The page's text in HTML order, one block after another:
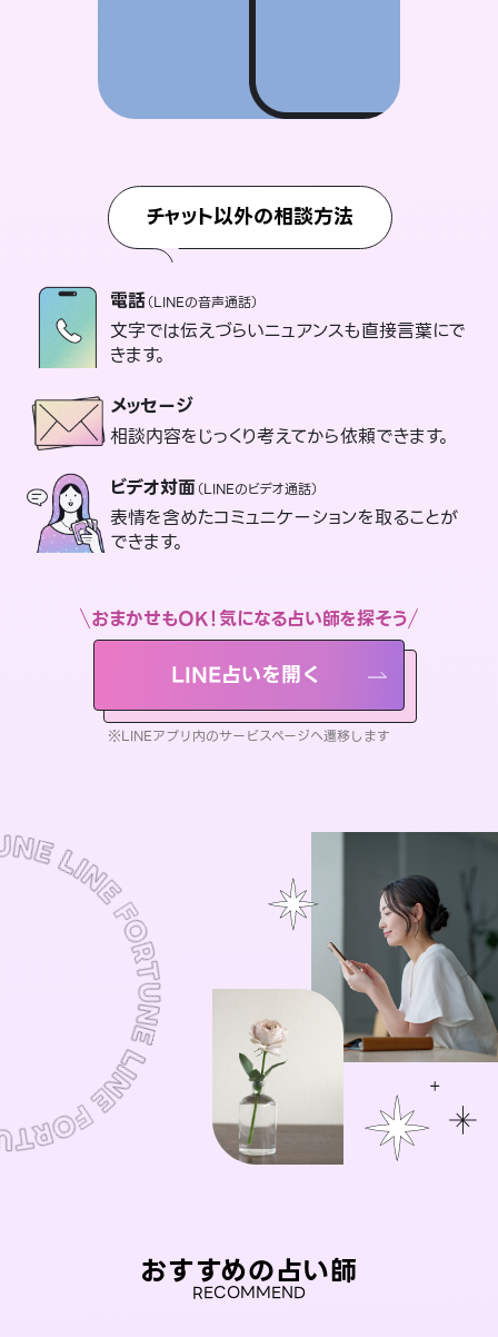
チャット以外の相談方法
電話（LINEの音声通話）
文字では伝えづらいニュアンスも直接言葉にで
きます。
メッセージ
相談内容をじっくり考えてから依頼できます。
ビデオ対面（LINEのビデオ通話）
表情を含めたコミュニケーションを取ることが
できます。
おまかせもOK！気になる占い師を探そう
LINE占いを開く
※LINEアプリ内のサービスページへ遷移します
おすすめの占い師
RECOMMEND